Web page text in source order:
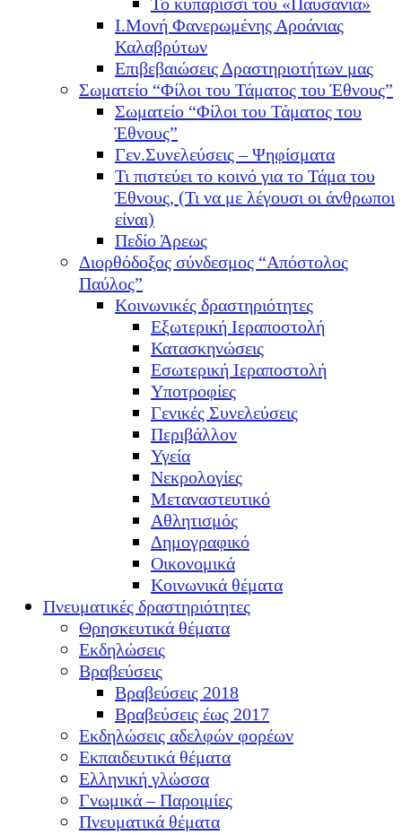
Ι.Μονή Φανερωμένης Αροάνιας
Καλαβρύτων
Επιβεβαιώσεις Δραστηριοτήτων μας
Σωματείο “Φίλοι του Τάματος του Έθνους”
Σωματείο “Φίλοι του Τάματος του
Έθνους”
Γεν.Συνελεύσεις – Ψηφίσματα
Τι πιστεύει το κοινό για το Τάμα του
Έθνους, (Τι να με λέγουσι οι άνθρωποι
είναι)
Πεδίο Άρεως
Διορθόδοξος σύνδεσμος “Απόστολος
Παύλος”
Κοινωνικές δραστηριότητες
Εξωτερική Ιεραποστολή
Κατασκηνώσεις
Εσωτερική Ιεραποστολή
Υποτροφίες
Γενικές Συνελεύσεις
Περιβάλλον
Υγεία
Νεκρολογίες
Μεταναστευτικό
Αθλητισμός
Δημογραφικό
Οικονομικά
Κοινωνικά θέματα
Πνευματικές δραστηριότητες
Θρησκευτικά θέματα
Εκδηλώσεις
Βραβεύσεις
Βραβεύσεις 2018
Βραβεύσεις έως 2017
Εκδηλώσεις αδελφών φορέων
Εκπαιδευτικά θέματα
Ελληνική γλώσσα
Γνωμικά – Παροιμίες
Πνευματικά θέματα